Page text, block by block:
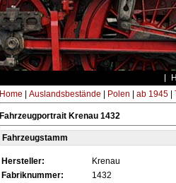
Home Auslandsbestände Polen ab 1945|
Fahrzeugportrait Krenau 1432
Fahrzeugstamm
Hersteller:
Krenau
Fabriknummer:
1432